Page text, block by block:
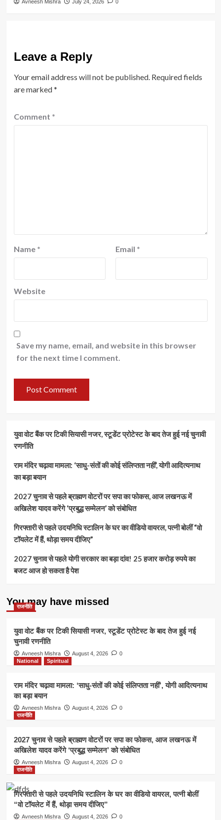
Avneesh Mishra July 24, 2026 0
Leave a Reply
Your email address will not be published. Required fields
are marked*
Comment *
Name * Email *
Website
Save my name, email, and website in this browser
for the next time I comment.
युवा वोट बैंक पर टिकी सियासी नजर, स्टूडेंट प्रोटेस्ट के बाद तेज हुई नई चुनावी
रणनीति
राम मंदिर चढ़ावा मामला: ‘साधु-संतों की कोई संलिप्तता नहीं’, योगी आदित्यनाथ
का बड़ा बयान
2027 चुनाव से पहले ब्राह्मण वोटरों पर सपा का फोकस, आज लखनऊ में
अखिलेश यादव करेंगे ‘प्रबुद्ध सम्मेलन’ को संबोधित
गिरफ्तारी से पहले उदयनिधि स्टालिन के घर का वीडियो वायरल, पत्नी बोलीं “वो
टॉयलेट में हैं, थोड़ा समय दीजिए”
2027 चुनाव से पहले योगी सरकार का बड़ा दांव! 25 हजार करोड़ रुपये का
बजट आज हो सकता है पेश
You may have missed
राजनीति
युवा वोट बैंक पर टिकी सियासी नजर, स्टूडेंट प्रोटेस्ट के बाद तेज हुई नई
चुनावी रणनीति
Avneesh Mishra August 4, 2026
0
National
Spiritual
राम मंदिर चढ़ावा मामला: ‘साधु-संतों की कोई संलिप्तता नहीं’, योगी आदित्यनाथ
का बड़ा बयान
Avneesh Mishra August 4, 2026
0
राजनीति
2027 चुनाव से पहले ब्राह्मण वोटरों पर सपा का फोकस, आज लखनऊ में
अखिलेश यादव करेंगे ‘प्रबुद्ध सम्मेलन’ को संबोधित
Avneesh Mishra August 4, 2026
0
राजनीति
गिरफ्तारी से पहले उदयनिधि स्टालिन के घर का वीडियो वायरल, पत्नी बोलीं
“वो टॉयलेट में हैं, थोड़ा समय दीजिए”
Avneesh Mishra August 4, 2026
0